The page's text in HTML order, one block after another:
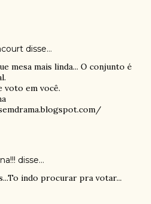
disse…
mesa mais linda... O conjunto é
voto em você.
disse…
indo procurar pra votar...